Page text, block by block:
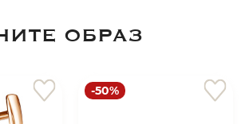
ОБРАЗ
-50%